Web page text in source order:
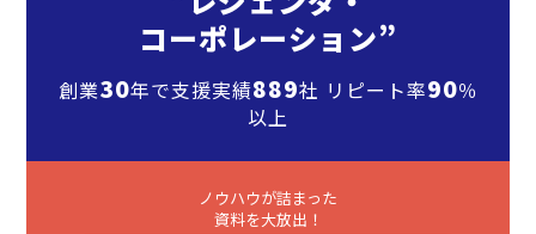
コーポレーション”
創業30年で支援実績889社 リピート率90％
以上
ノウハウが詰まった
資料を大放出！